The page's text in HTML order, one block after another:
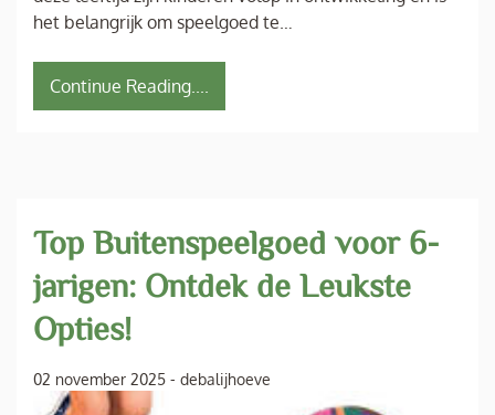
het belangrijk om speelgoed te…
Continue Reading....
Top Buitenspeelgoed voor 6-
jarigen: Ontdek de Leukste
Opties!
02 november 2025 - debalijhoeve